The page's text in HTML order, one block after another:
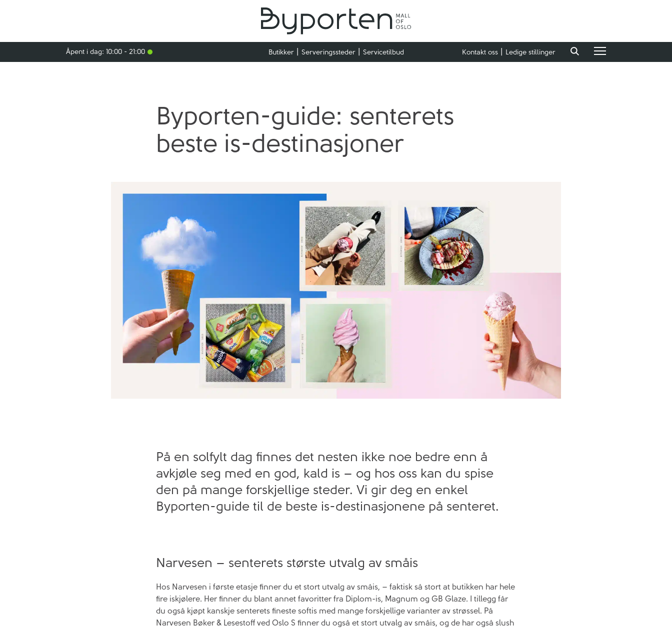
Åpent i dag: 10:00 - 21:00 Butikker Serveringssteder Servicetilbud Kontakt oss Ledige stillinger
Byporten-guide: senterets
beste is-destinasjoner
På en solfylt dag finnes det nesten ikke noe bedre enn å
avkjøle seg med en god, kald is – og hos oss kan du spise
den på mange forskjellige steder. Vi gir deg en enkel
Byporten-guide til de beste is-destinasjonene på senteret.
Narvesen – senterets største utvalg av småis
Hos Narvesen i første etasje finner du et stort utvalg av småis, – faktisk så stort at butikken har hele
fire iskjølere. Her finner du blant annet favoritter fra Diplom-is, Magnum og GB Glaze. I tillegg får
du også kjøpt kanskje senterets fineste softis med mange forskjellige varianter av strøssel. På
Narvesen Bøker & Lesestoff ved Oslo S finner du også et stort utvalg av småis, og de har også slush